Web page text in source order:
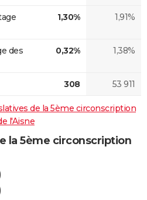
1,30% 1,91%
des
0,32% 1,38%
308 53 911
de la 5ème circonscription
l'Aisne
la 5ème circonscription